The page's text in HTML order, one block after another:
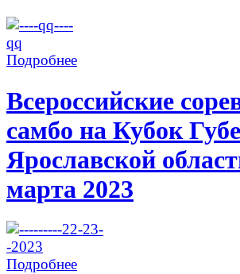
Подробнее
Всероссийские
самбо на Кубок
Ярославской
марта 2023
Подробнее